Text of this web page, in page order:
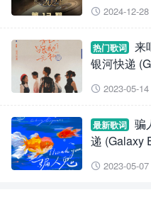
 2024-12-28
热门歌词
来
银河快递
 2023-05-14
最新歌词
骗
递 (Galaxy
 2023-05-07